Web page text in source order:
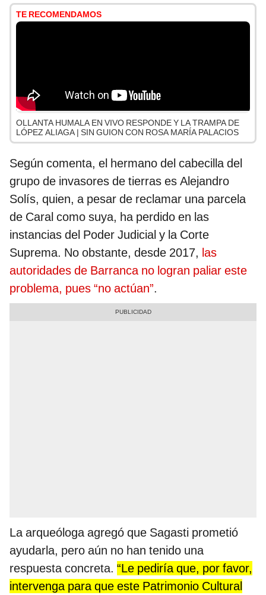
TE RECOMENDAMOS
OLLANTA HUMALA EN VIVO RESPONDE Y LA TRAMPA DE
LÓPEZ ALIAGA | SIN GUION CON ROSA MARÍA PALACIOS
Según comenta, el hermano del cabecilla del
grupo de invasores de tierras es Alejandro
Solís, quien, a pesar de reclamar una parcela
de Caral como suya, ha perdido en las
instancias del Poder Judicial y la Corte
Suprema. No obstante, desde 2017, las
autoridades de Barranca no logran paliar este
problema, pues “no actúan”.
La arqueóloga agregó que Sagasti prometió
ayudarla, pero aún no han tenido una
respuesta concreta. “Le pediría que, por favor,
intervenga para que este Patrimonio Cultural